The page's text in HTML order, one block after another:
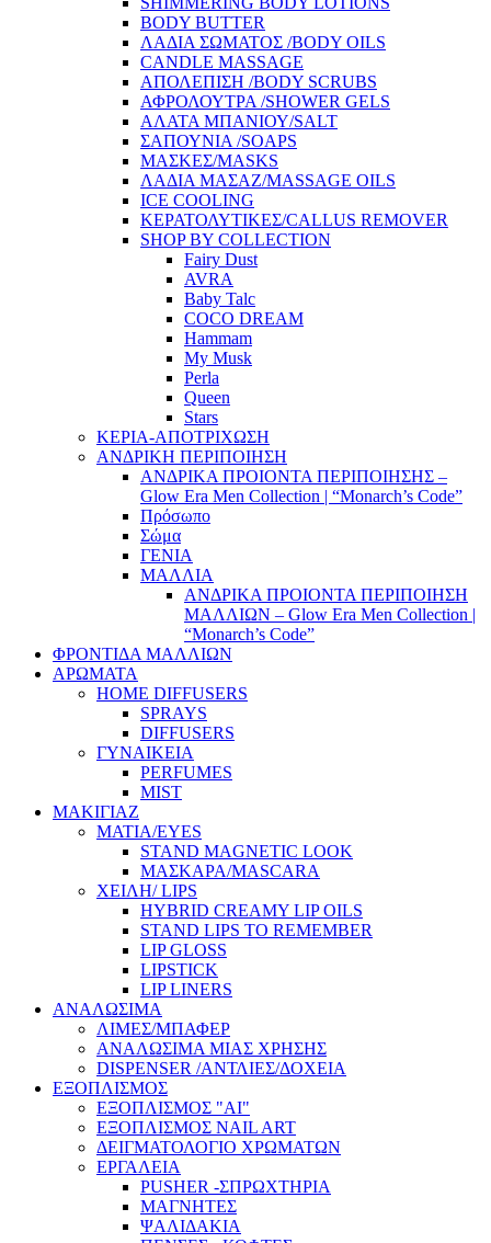
BODY BUTTER
ΛΑΔΙΑ ΣΩΜΑΤΟΣ /BODY OILS
CANDLE MASSAGE
ΑΠΟΛΕΠΙΣΗ /BODY SCRUBS
ΑΦΡΟΛΟΥΤΡΑ /SHOWER GELS
ΑΛΑΤΑ ΜΠΑΝΙΟΥ/SALT
ΣΑΠΟΥΝΙΑ /SOAPS
ΜΑΣΚΕΣ/MASKS
ΛΑΔΙΑ ΜΑΣΑΖ/MASSAGE OILS
ICE COOLING
ΚΕΡΑΤΟΛΥΤΙΚΕΣ/CALLUS REMOVER
SHOP BY COLLECTION
Fairy Dust
AVRA
Baby Talc
COCO DREAM
Hammam
My Musk
Perla
Queen
Stars
ΚΕΡΙΑ-ΑΠΟΤΡΙΧΩΣΗ
ΑΝΔΡΙΚΗ ΠΕΡΙΠΟΙΗΣΗ
ΑΝΔΡΙΚΑ ΠΡΟΙΟΝΤΑ ΠΕΡΙΠΟΙΗΣΗΣ –
Glow Era Men Collection | “Monarch’s Code”
Πρόσωπο
Σώμα
ΓΕΝΙΑ
ΜΑΛΛΙΑ
ΑΝΔΡΙΚΑ ΠΡΟΙΟΝΤΑ ΠΕΡΙΠΟΙΗΣΗ
ΜΑΛΛΙΩΝ – Glow Era Men Collection |
“Monarch’s Code”
ΦΡΟΝΤΙΔΑ ΜΑΛΛΙΩΝ
ΑΡΩΜΑΤΑ
HOME DIFFUSERS
SPRAYS
DIFFUSERS
ΓΥΝΑΙΚΕΙΑ
PERFUMES
MIST
ΜΑΚΙΓΙΑΖ
ΜΑΤΙΑ/EYES
STAND MAGNETIC LOOK
ΜΑΣΚΑΡΑ/MASCARA
ΧΕΙΛΗ/ LIPS
HYBRID CREAMY LIP OILS
STAND LIPS TO REMEMBER
LIP GLOSS
LIPSTICK
LIP LINERS
ΑΝΑΛΩΣΙΜΑ
ΛΙΜΕΣ/ΜΠΑΦΕΡ
ΑΝΑΛΩΣΙΜΑ ΜΙΑΣ ΧΡΗΣΗΣ
DISPENSER /ΑΝΤΛΙΕΣ/ΔΟΧΕΙΑ
ΕΞΟΠΛΙΣΜΟΣ
ΕΞΟΠΛΙΣΜΟΣ "AI"
ΕΞΟΠΛΙΣΜΟΣ NAIL ART
ΔΕΙΓΜΑΤΟΛΟΓΙΟ ΧΡΩΜΑΤΩΝ
ΕΡΓΑΛΕΙΑ
PUSHER -ΣΠΡΩΧΤΗΡΙΑ
ΜΑΓΝΗΤΕΣ
ΨΑΛΙΔΑΚΙΑ